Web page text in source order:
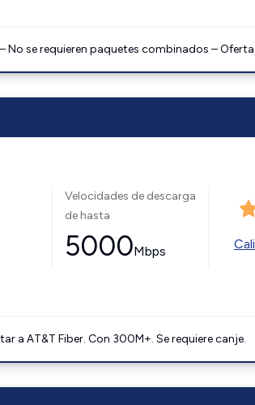
No se requieren paquetes combinados –
Velocidades de descarga
de hasta
5000Mbps
a AT&T Fiber. Con 300M+. Se requiere canje.